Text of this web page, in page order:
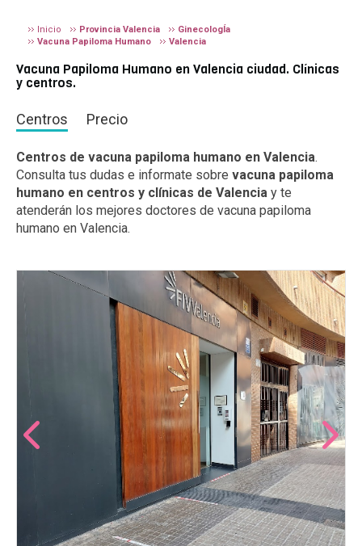
Inicio Provincia Valencia
GinecologÍa
Vacuna Papiloma Humano
Valencia
Vacuna Papiloma Humano en Valencia ciudad. Clínicas
y centros.
Centros Precio
Centros de vacuna papiloma humano en Valencia.
Consulta tus dudas e informate sobre vacuna papiloma
humano en centros y clínicas de Valencia y te
atenderán los mejores doctores de vacuna papiloma
humano en Valencia.